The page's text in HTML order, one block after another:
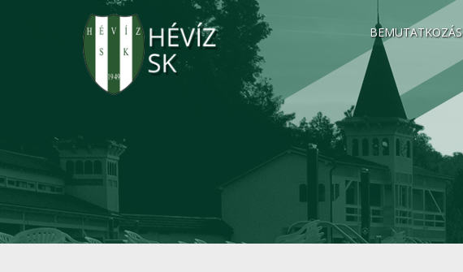
BEMUTATKOZÁS